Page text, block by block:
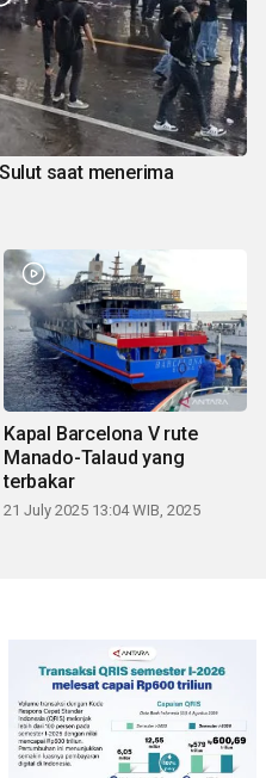
saat menerima
Kapal Barcelona V rute
Manado-Talaud yang
terbakar
21 July 2025 13:04 WIB, 2025